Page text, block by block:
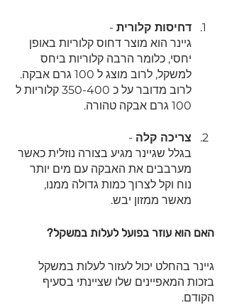
דחיסות קלורית -
גיינר הוא מוצר דחוס קלוריות באופן
יחסי, כלומר הרבה קלוריות ביחס
למשקל, לרוב מוצג ל 100 גרם אבקה.
לרוב מדובר על כ 350-400 קלוריות ל
100 גרם אבקה טהורה.
צריכה קלה -
בגלל שגיינר מגיע בצורה נוזלית כאשר
מערבבים את האבקה עם מים יותר
נוח וקל לצרוך כמות גדולה ממנו,
מאשר ממזון יבש.
האם הוא עוזר בפועל לעלות במשקל?
גיינר בהחלט יכול לעזור לעלות במשקל
בזכות המאפיינים שלו שציינתי בסעיף
הקודם.